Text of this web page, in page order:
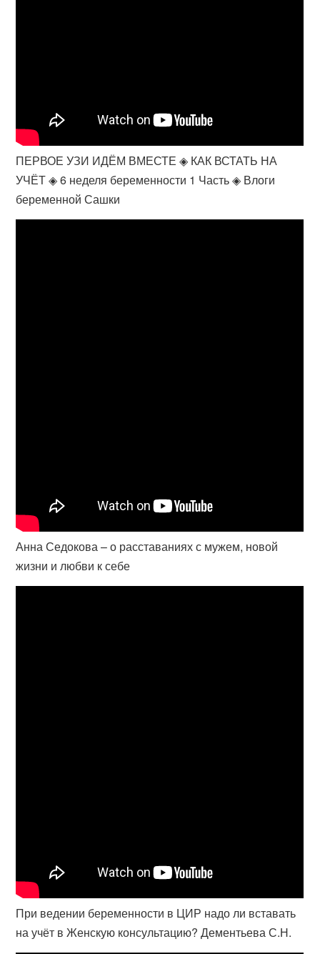
ПЕРВОЕ УЗИ ИДЁМ ВМЕСТЕ ◈ КАК ВСТАТЬ НА
УЧЁТ ◈ 6 неделя беременности 1 Часть ◈ Влоги
беременной Сашки
Анна Седокова – о расставаниях с мужем, новой
жизни и любви к себе
При ведении беременности в ЦИР надо ли вставать
на учёт в Женскую консультацию? Дементьева С.Н.